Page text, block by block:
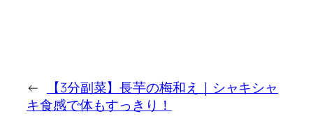
←
【3分副菜】長芋の梅和え｜シャキシャ
キ食感で体もすっきり！